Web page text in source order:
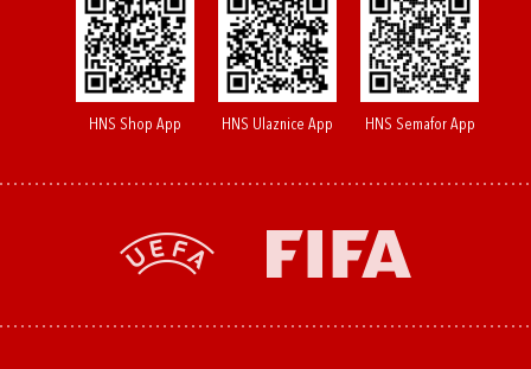
HNS Shop App HNS Ulaznice App HNS Semafor App